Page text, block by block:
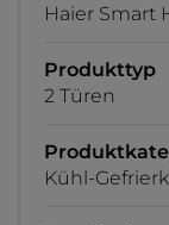
Haier Smart
Produkttyp
2 Türen
Kühl-